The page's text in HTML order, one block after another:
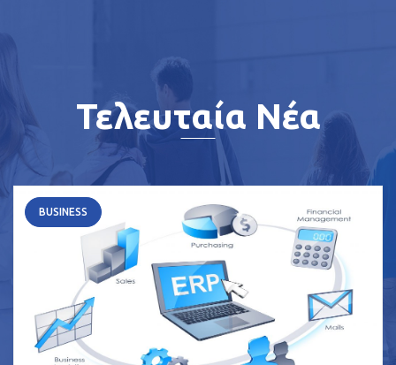
Τελευταία Νέα
BUSINESS